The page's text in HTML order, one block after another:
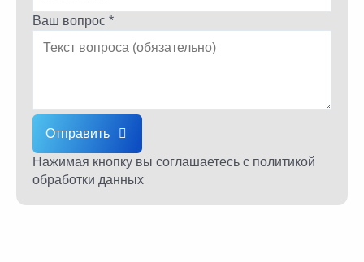
Ваш вопрос *
Отправить
Нажимая кнопку вы соглашаетесь с политикой
обработки данных